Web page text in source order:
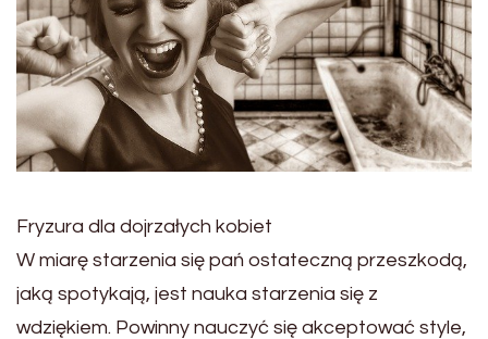
Fryzura dla dojrzałych kobiet
W miarę starzenia się pań ostateczną przeszkodą,
jaką spotykają, jest nauka starzenia się z
wdziękiem. Powinny nauczyć się akceptować style,